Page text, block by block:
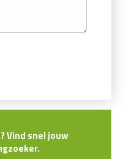
Vind snel jouw